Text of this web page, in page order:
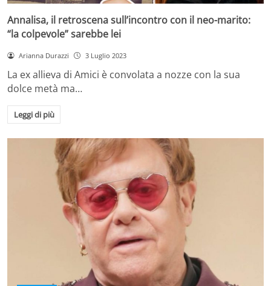
Annalisa, il retroscena sull’incontro con il neo-marito:
“la colpevole” sarebbe lei
Arianna Durazzi 3 Luglio 2023
La ex allieva di Amici è convolata a nozze con la sua
dolce metà ma…
Leggi di più